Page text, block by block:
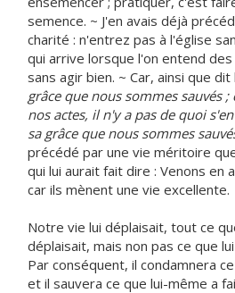
semence. ~ J'en avais déjà
charité : n'entrez pas à l'église
qui arrive lorsque l'on entend
sans agir bien. ~ Car, ainsi que
grâce que nous sommes sauvés ;
nos actes, il n'y a pas de quoi
sa grâce que nous sommes
précédé par une vie méritoire
qui lui aurait fait dire : Venons en
car ils mènent une vie excellente.
Notre vie lui déplaisait, tout ce
déplaisait, mais non pas ce que
Par conséquent, il condamnera
et il sauvera ce que lui-même a